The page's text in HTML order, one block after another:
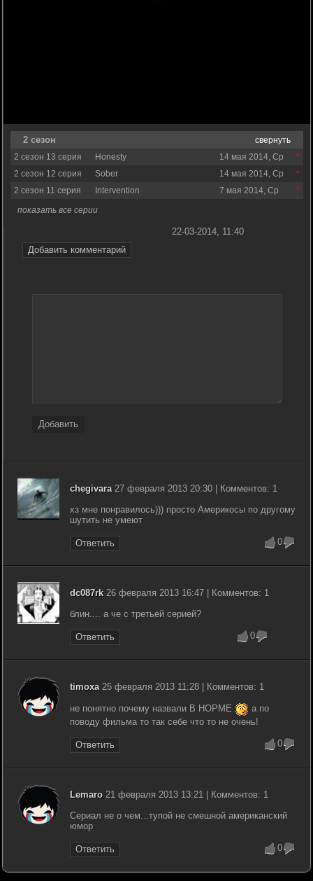
2 сезон
свернуть
2 сезон 13 серия
Honesty
14 мая 2014, Ср
2 сезон 12 серия
Sober
14 мая 2014, Ср
2 сезон 11 серия
Intervention
7 мая 2014, Ср
показать все серии
Добавить комментарий
22-03-2014, 11:40
Добавить
chegivara27 февраля 2013 20:30 | Комментов: 1
хз мне понравилось))) просто Америкосы по другому
шутить не умеют
Ответить 0
dc087rk26 февраля 2013 16:47 | Комментов: 1
блин.... а че с третьей серией?
Ответить 0
timoxa25 февраля 2013 11:28 | Комментов: 1
не понятно почему назвали В НОРМЕ
а по
поводу фильма то так себе что то не очень!
Ответить 0
Lemaro 21 февраля 2013 13:21 | Комментов: 1
Сериал не о чем...тупой не смешной американский
юмор
Ответить 0